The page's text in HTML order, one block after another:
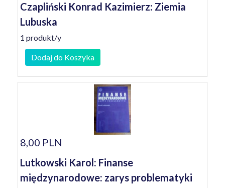
Czapliński Konrad Kazimierz: Ziemia
Lubuska
1 produkt/y
Dodaj do Koszyka
8,00 PLN
Lutkowski Karol: Finanse
międzynarodowe: zarys problematyki